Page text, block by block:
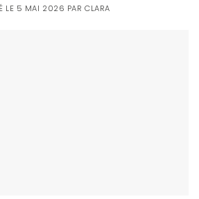
LE 5 MAI 2026 PARCLARA